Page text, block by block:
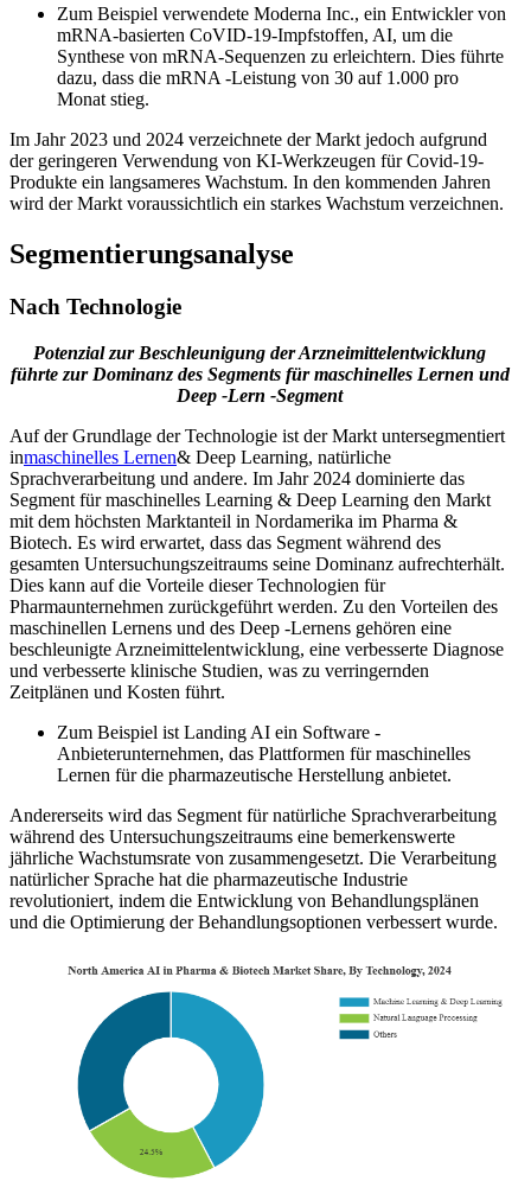
Zum Beispiel verwendete Moderna Inc., ein Entwickler von
mRNA-basierten CoVID-19-Impfstoffen, AI, um die
Synthese von mRNA-Sequenzen zu erleichtern. Dies führte
dazu, dass die mRNA -Leistung von 30 auf 1.000 pro
Monat stieg.
Im Jahr 2023 und 2024 verzeichnete der Markt jedoch aufgrund
der geringeren Verwendung von KI-Werkzeugen für Covid-19-
Produkte ein langsameres Wachstum. In den kommenden Jahren
wird der Markt voraussichtlich ein starkes Wachstum verzeichnen.
Segmentierungsanalyse
Nach Technologie
Potenzial zur Beschleunigung der Arzneimittelentwicklung
führte zur Dominanz des Segments für maschinelles Lernen und
Deep -Lern -Segment
Auf der Grundlage der Technologie ist der Markt untersegmentiert
inmaschinelles Lernen& Deep Learning, natürliche
Sprachverarbeitung und andere. Im Jahr 2024 dominierte das
Segment für maschinelles Learning & Deep Learning den Markt
mit dem höchsten Marktanteil in Nordamerika im Pharma &
Biotech. Es wird erwartet, dass das Segment während des
gesamten Untersuchungszeitraums seine Dominanz aufrechterhält.
Dies kann auf die Vorteile dieser Technologien für
Pharmaunternehmen zurückgeführt werden. Zu den Vorteilen des
maschinellen Lernens und des Deep -Lernens gehören eine
beschleunigte Arzneimittelentwicklung, eine verbesserte Diagnose
und verbesserte klinische Studien, was zu verringernden
Zeitplänen und Kosten führt.
Zum Beispiel ist Landing AI ein Software -
Anbieterunternehmen, das Plattformen für maschinelles
Lernen für die pharmazeutische Herstellung anbietet.
Andererseits wird das Segment für natürliche Sprachverarbeitung
während des Untersuchungszeitraums eine bemerkenswerte
jährliche Wachstumsrate von zusammengesetzt. Die Verarbeitung
natürlicher Sprache hat die pharmazeutische Industrie
revolutioniert, indem die Entwicklung von Behandlungsplänen
und die Optimierung der Behandlungsoptionen verbessert wurde.